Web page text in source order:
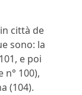
città de
sono: la
e poi
n° 100),
(104).